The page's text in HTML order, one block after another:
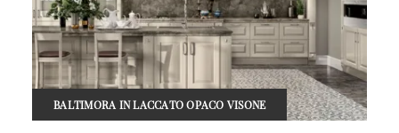
BALTIMORA IN LACCATO OPACO VISONE